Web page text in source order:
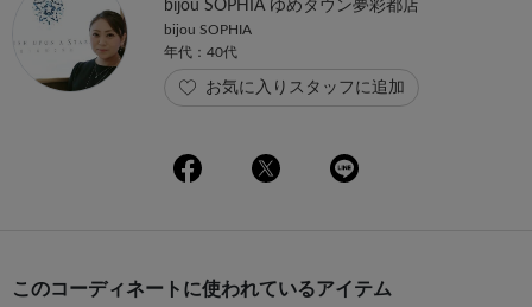
bijou SOPHIA ゆめタウン夢彩都店
bijou SOPHIA
年代：40代
お気に入りスタッフに追加
このコーディネートに使われているアイテム